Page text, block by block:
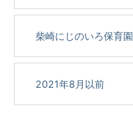
柴崎にじのいろ保育園
2021年8月以前